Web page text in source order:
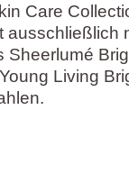
Care
ausschließlich
Sheerlumé
Living